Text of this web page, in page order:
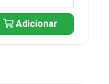
Adicionar